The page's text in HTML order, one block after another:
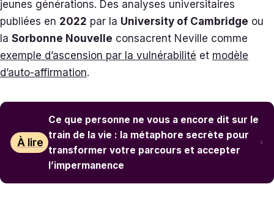
jeunes générations. Des analyses universitaires
publiées en 2022 par la University of Cambridge ou
la Sorbonne Nouvelle consacrent Neville comme
exemple d’ascension par la vulnérabilité et modèle
d’auto-affirmation.
À lire
Ce que personne ne vous a encore dit sur le
train de la vie : la métaphore secrète pour
transformer votre parcours et accepter
l’impermanence